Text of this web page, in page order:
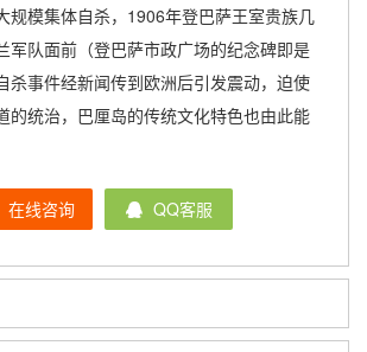
规模集体自杀，1906年登巴萨王室贵族几
军队面前（登巴萨市政广场的纪念碑即是
杀事件经新闻传到欧洲后引发震动，迫使
的统治，巴厘岛的传统文化特色也由此能
在线咨询 QQ客服